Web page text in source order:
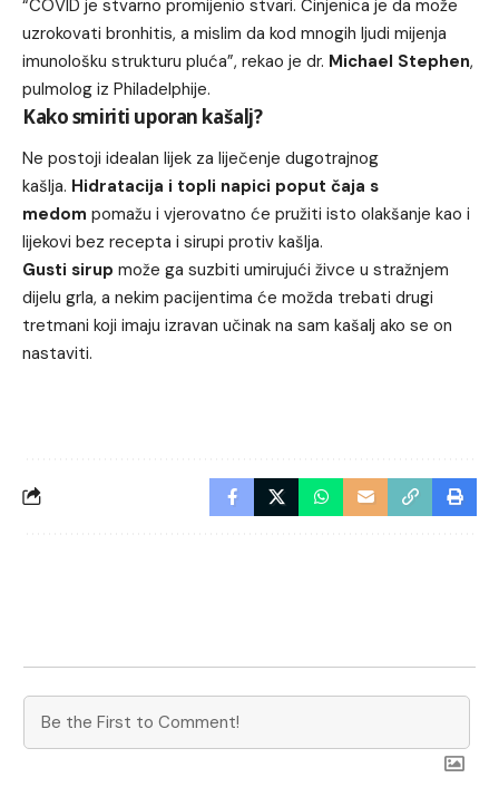
“COVID je stvarno promijenio stvari. Činjenica je da može
uzrokovati bronhitis, a mislim da kod mnogih ljudi mijenja
imunološku strukturu pluća”, rekao je dr. Michael Stephen,
pulmolog iz Philadelphije.
Kako smiriti uporan kašalj?
Ne postoji idealan lijek za liječenje dugotrajnog
kašlja. Hidratacija i topli napici poput čaja s
medom pomažu i vjerovatno će pružiti isto olakšanje kao i
lijekovi bez recepta i sirupi protiv kašlja.
Gusti sirup može ga suzbiti umirujući živce u stražnjem
dijelu grla, a nekim pacijentima će možda trebati drugi
tretmani koji imaju izravan učinak na sam kašalj ako se on
nastaviti.